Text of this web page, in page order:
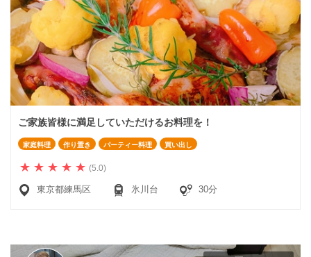
ご家族皆様に満足していただけるお料理を！
家庭料理 作り置き パーティー料理 買い出し
(5.0)
東京都練馬区 氷川台 30分